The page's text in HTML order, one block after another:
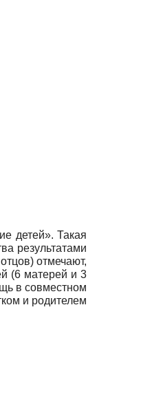
детей». Такая
результатами
отмечают,
(6 матерей и 3
в совместном
и родителем